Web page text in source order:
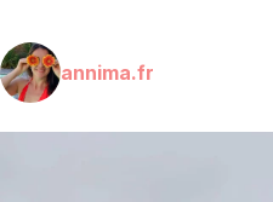
annima.fr